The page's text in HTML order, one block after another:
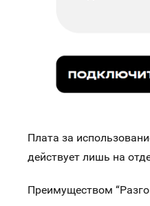
Плата за
действует лишь на
Преимуществом